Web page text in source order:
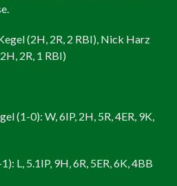
(2H, 2R, 2 RBI), Nick Harz
2R, 1 RBI)
(1-0): W, 6IP, 2H, 5R, 4ER, 9K,
L, 5.1IP, 9H, 6R, 5ER, 6K, 4BB